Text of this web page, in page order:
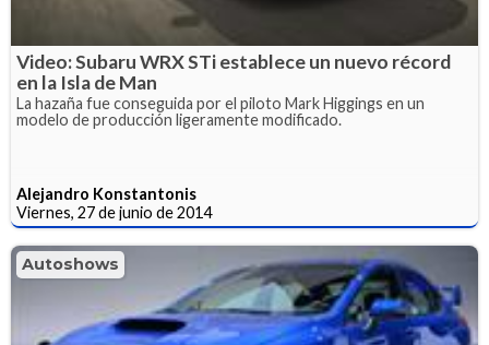
Video: Subaru WRX STi establece un nuevo récord
en la Isla de Man
La hazaña fue conseguida por el piloto Mark Higgings en un
modelo de producción ligeramente modificado.
Alejandro Konstantonis
Viernes, 27 de junio de 2014
Autoshows